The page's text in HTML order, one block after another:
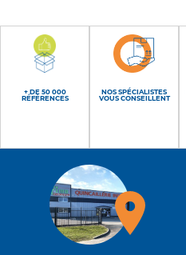
+ DE 50 000
RÉFÉRENCES
NOS SPÉCIALISTES
VOUS CONSEILLENT